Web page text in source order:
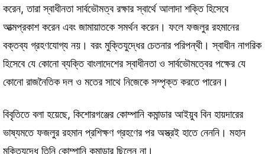
করেন, তারা স্বাধীনতা সার্বভৌমত্ব রক্ষার স্বার্থে আলাদা শক্তি হিসেবে
আত্মপ্রকাশ করেন এবং জামায়াতকে সমর্থন করেন। ফলে ফজলুর রহমানের
বক্তব্য গ্রহণযোগ্য নয়। বরং মুক্তিযুদ্ধের চেতনার পরিপন্থী। স্বাধীন নাগরিক
হিসেবে যে কোনো ব্যক্তি বাংলাদেশের স্বাধীনতা ও সার্বভৌমত্বের পক্ষের যে
কোনো রাজনৈতিক দল ও মতের সাথে নিজেকে সম্পৃক্ত করতে পারেন।
বিবৃতিতে বলা হয়েছে, কিশোরগঞ্জের কোম্পানি কমান্ডার আইয়ুব বিন হায়দারের
ভাষ্যমতে ফজলুর রহমান প্রশিক্ষণ গ্রহণের পর অস্ত্রই হাতে নেননি। মহান
মুক্তিযুদ্ধে তিনি কোম্পানি কমান্ডার ছিলেন না।